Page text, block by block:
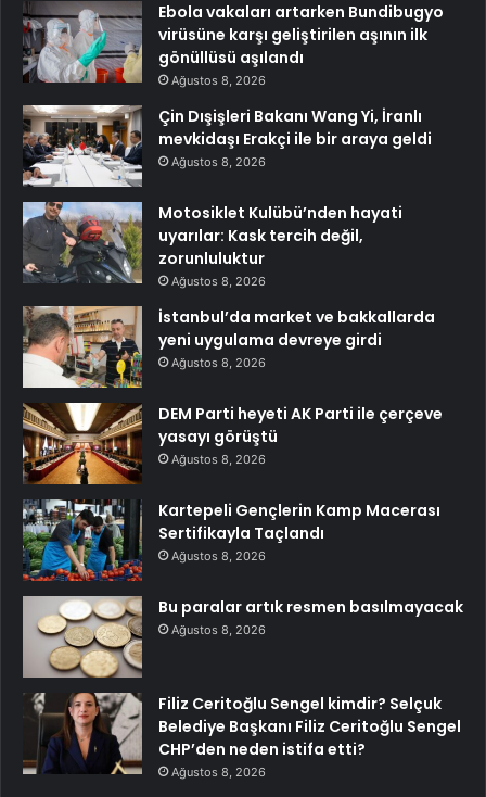
Ebola vakaları artarken Bundibugyo
virüsüne karşı geliştirilen aşının ilk
gönüllüsü aşılandı
Ağustos 8, 2026
Çin Dışişleri Bakanı Wang Yi, İranlı
mevkidaşı Erakçi ile bir araya geldi
Ağustos 8, 2026
Motosiklet Kulübü’nden hayati
uyarılar: Kask tercih değil,
zorunluluktur
Ağustos 8, 2026
İstanbul’da market ve bakkallarda
yeni uygulama devreye girdi
Ağustos 8, 2026
DEM Parti heyeti AK Parti ile çerçeve
yasayı görüştü
Ağustos 8, 2026
Kartepeli Gençlerin Kamp Macerası
Sertifikayla Taçlandı
Ağustos 8, 2026
Bu paralar artık resmen basılmayacak
Ağustos 8, 2026
Filiz Ceritoğlu Sengel kimdir? Selçuk
Belediye Başkanı Filiz Ceritoğlu Sengel
CHP’den neden istifa etti?
Ağustos 8, 2026